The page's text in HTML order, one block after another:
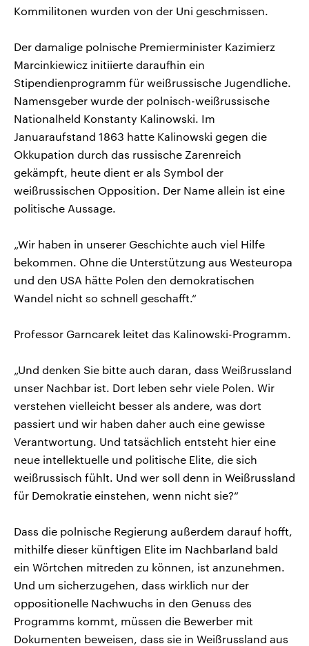
Kommilitonen wurden von der Uni geschmissen.
Der damalige polnische Premierminister Kazimierz
Marcinkiewicz initiierte daraufhin ein
Stipendienprogramm für weißrussische Jugendliche.
Namensgeber wurde der polnisch-weißrussische
Nationalheld Konstanty Kalinowski. Im
Januaraufstand 1863 hatte Kalinowski gegen die
Okkupation durch das russische Zarenreich
gekämpft, heute dient er als Symbol der
weißrussischen Opposition. Der Name allein ist eine
politische Aussage.
„Wir haben in unserer Geschichte auch viel Hilfe
bekommen. Ohne die Unterstützung aus Westeuropa
und den USA hätte Polen den demokratischen
Wandel nicht so schnell geschafft.“
Professor Garncarek leitet das Kalinowski-Programm.
„Und denken Sie bitte auch daran, dass Weißrussland
unser Nachbar ist. Dort leben sehr viele Polen. Wir
verstehen vielleicht besser als andere, was dort
passiert und wir haben daher auch eine gewisse
Verantwortung. Und tatsächlich entsteht hier eine
neue intellektuelle und politische Elite, die sich
weißrussisch fühlt. Und wer soll denn in Weißrussland
für Demokratie einstehen, wenn nicht sie?“
Dass die polnische Regierung außerdem darauf hofft,
mithilfe dieser künftigen Elite im Nachbarland bald
ein Wörtchen mitreden zu können, ist anzunehmen.
Und um sicherzugehen, dass wirklich nur der
oppositionelle Nachwuchs in den Genuss des
Programms kommt, müssen die Bewerber mit
Dokumenten beweisen, dass sie in Weißrussland aus